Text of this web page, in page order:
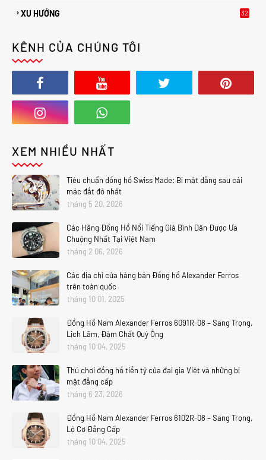
XU HƯỚNG
32
KÊNH CỦA CHÚNG TÔI
XEM NHIỀU NHẤT
Tiêu chuẩn đồng hồ Swiss Made: Bí mật đằng sau cái
mác đắt đỏ nhất
tháng 5 20, 2026
Các Hãng Đồng Hồ Nổi Tiếng Giá Bình Dân Được Ưa
Chuộng Nhất Tại Việt Nam
tháng 2 06, 2026
Các địa chỉ cửa hàng bán Đồng hồ Alexander Ferros
trên toàn quốc
tháng 10 01, 2025
Đồng Hồ Nam Alexander Ferros 6091R-08 – Sang Trọng,
Lịch Lãm, Đậm Chất Quý Ông
tháng 10 04, 2025
Thú chơi đồng hồ tiền tỷ của đại gia Việt và những bí
mật đẳng cấp
tháng 6 23, 2026
Đồng Hồ Nam Alexander Ferros 6102R-08 – Sang Trọng,
Lộ Cơ Đẳng Cấp
tháng 10 04, 2025